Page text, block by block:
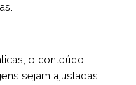
o conteúdo
sejam ajustadas